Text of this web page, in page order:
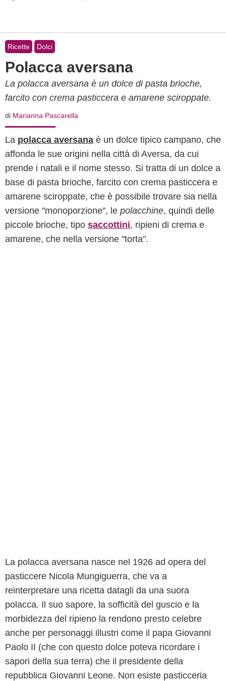
Ricette Dolci
Polacca aversana
La polacca aversana è un dolce di pasta brioche,
farcito con crema pasticcera e amarene sciroppate.
di Marianna Pascarella
La polacca aversana è un dolce tipico campano, che
affonda le sue origini nella città di Aversa, da cui
prende i natali e il nome stesso. Si tratta di un dolce a
base di pasta brioche, farcito con crema pasticcera e
amarene sciroppate, che è possibile trovare sia nella
versione "monoporzione", le polacchine, quindi delle
piccole brioche, tipo saccottini, ripieni di crema e
amarene, che nella versione "torta".
La polacca aversana nasce nel 1926 ad opera del
pasticcere Nicola Mungiguerra, che va a
reinterpretare una ricetta datagli da una suora
polacca. Il suo sapore, la sofficità del guscio e la
morbidezza del ripieno la rendono presto celebre
anche per personaggi illustri come il papa Giovanni
Paolo II (che con questo dolce poteva ricordare i
sapori della sua terra) che il presidente della
repubblica Giovanni Leone. Non esiste pasticceria